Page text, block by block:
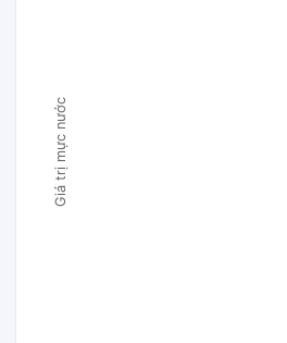
Giá trị mực nước